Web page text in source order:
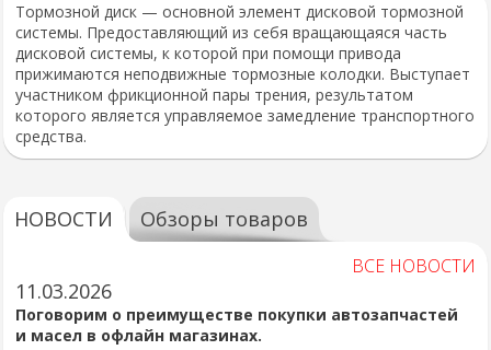
Тормозной диск — основной элемент дисковой тормозной
системы. Предоставляющий из себя вращающаяся часть
дисковой системы, к которой при помощи привода
прижимаются неподвижные тормозные колодки. Выступает
участником фрикционной пары трения, результатом
которого является управляемое замедление транспортного
средства.
НОВОСТИ Обзоры товаров
ВСЕ НОВОСТИ
11.03.2026
Поговорим о преимуществе покупки автозапчастей
и масел в офлайн магазинах.